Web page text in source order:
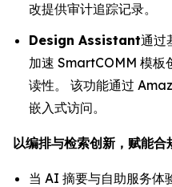
改提供审计追踪记录。
Design Assistant通过
加速 SmartCOMM 模板
读性。 该功能通过
嵌入式访问。
以编排与检索创新，赋能合
当 AI 摘要与自助服务体